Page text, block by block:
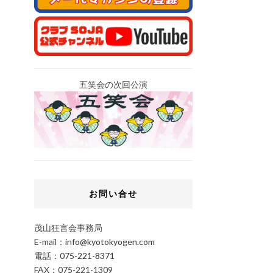
五笑会の次回公演
お問い合せ
茂山狂言会事務局
E-mail： info@kyotokyogen.com
電話： 075-221-8371
FAX：075-221-1309